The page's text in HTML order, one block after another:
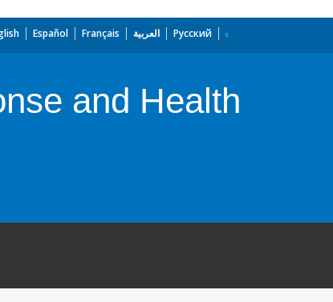
Español Français العربية Русский
and Health